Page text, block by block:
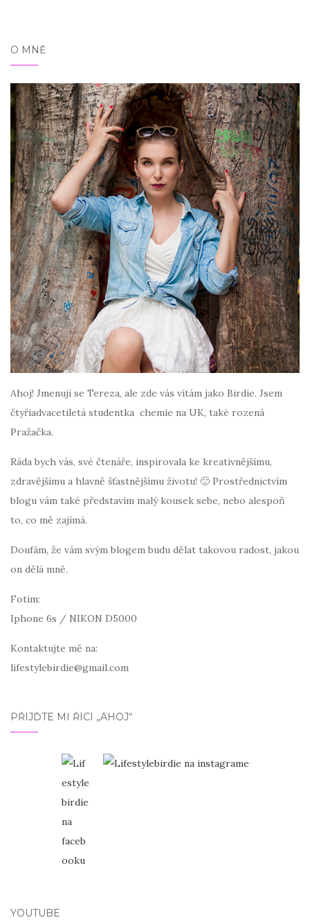
O MNĚ
Ahoj! Jmenuji se Tereza, ale zde vás vítám jako Birdie. Jsem
čtyřiadvacetiletá studentka chemie na UK, také rozená
Pražačka.
Ráda bych vás, své čtenáře, inspirovala ke kreativnějšímu,
zdravějšímu a hlavně šťastnějšímu životu! 🙂 Prostřednictvím
blogu vám také představím malý kousek sebe, nebo alespoň
to, co mě zajímá.
Doufám, že vám svým blogem budu dělat takovou radost, jakou
on dělá mně.
Fotím:
Iphone 6s / NIKON D5000
Kontaktujte mě na:
lifestylebirdie@gmail.com
PŘIJĎTE MI ŘÍCI „AHOJ“
YOUTUBE